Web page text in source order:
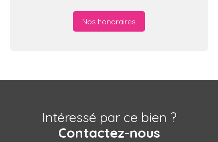
Nos honoraires
Intéressé par ce bien ?
Contactez-nous